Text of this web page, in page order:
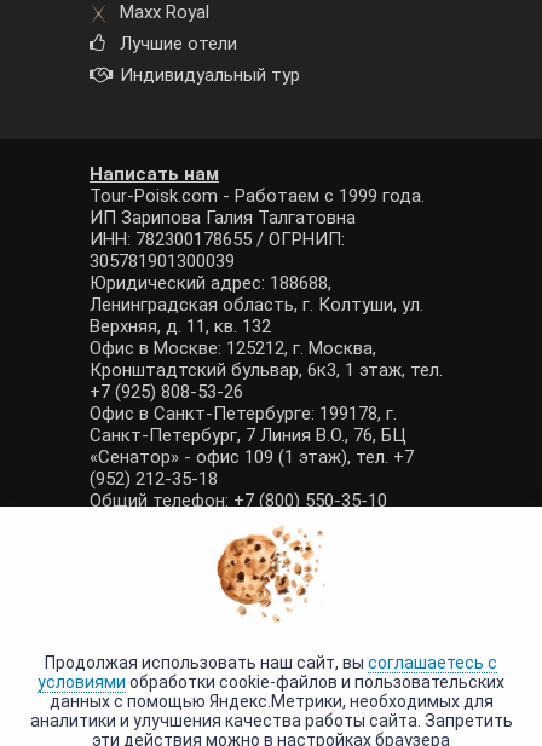
Maxx Royal
Лучшие отели
Индивидуальный тур
Написать нам
Tour-Poisk.com - Работаем с 1999 года.
ИП Зарипова Галия Талгатовна
ИНН: 782300178655 / ОГРНИП:
305781901300039
Юридический адрес: 188688,
Ленинградская область, г. Колтуши, ул.
Верхняя, д. 11, кв. 132
Офис в Москве: 125212, г. Москва,
Кронштадтский бульвар, 6к3, 1 этаж, тел.
+7 (925) 808-53-26
Офис в Санкт-Петербурге: 199178, г.
Санкт-Петербург, 7 Линия В.О., 76, БЦ
«Сенатор» - офис 109 (1 этаж), тел. +7
(952) 212-35-18
Общий телефон: +7 (800) 550-35-10
E-mail: manager@tour-poisk.com (общие
вопросы), admin@tour-poisk.com (жалобы)
Номер в Общероссийском реестре
туристических агентств: РТА 0003424
Политика конфиденциальности
Продолжая использовать наш сайт, вы соглашаетесь с
условиями обработки cookie-файлов и пользовательских
данных с помощью Яндекс.Метрики, необходимых для
аналитики и улучшения качества работы сайта. Запретить
эти действия можно в настройках браузера